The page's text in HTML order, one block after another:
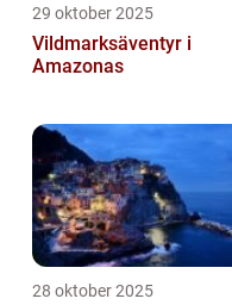
29 oktober 2025
Vildmarksäventyr i
Amazonas
28 oktober 2025